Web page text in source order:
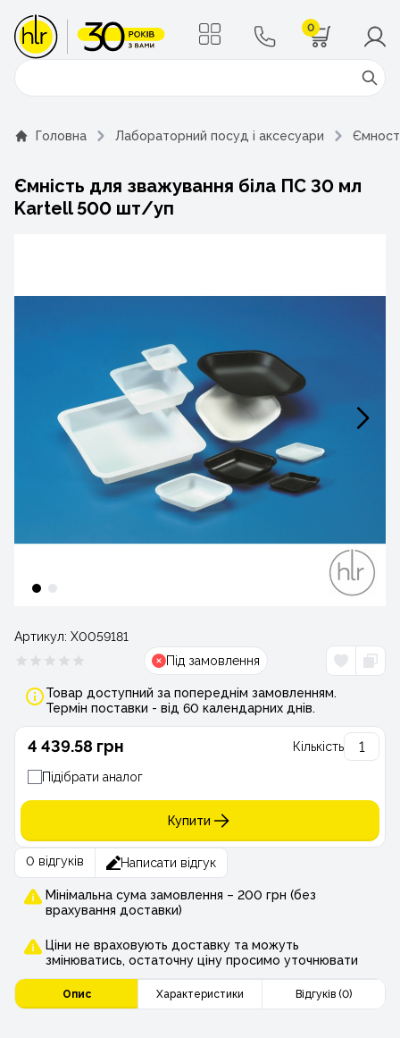
0
Поиск
Головна Лабораторний посуд і аксесуари
Ємність для зважування біла ПС 30 мл
Kartell 500 шт/уп
Артикул: Х0059181
Під замовлення
Товар доступний за попереднім замовленням.
Термін поставки - від 60 календарних днів.
4 439.58 грн Кількість
Підібрати аналог
Купити
0 відгуків Написати відгук
Мінімальна сума замовлення – 200 грн (без
врахування доставки)
Ціни не враховують доставку та можуть
змінюватись, остаточну ціну просимо уточнювати
Опис Характеристики Відгуків (0)